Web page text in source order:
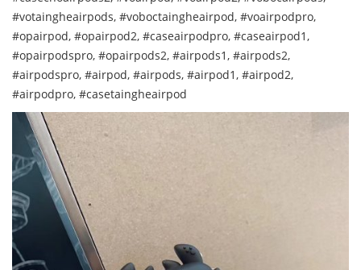
#votaingheairpods, #voboctaingheairpod, #voairpodpro,
#opairpod, #opairpod2, #caseairpodpro, #caseairpod1,
#opairpodspro, #opairpods2, #airpods1, #airpods2,
#airpodspro, #airpod, #airpods, #airpod1, #airpod2,
#airpodpro, #casetaingheairpod